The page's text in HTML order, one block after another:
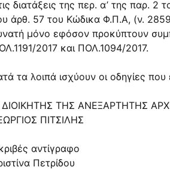
διατάξεις της περ. α’ της παρ. 2
άρθ. 57 του Κώδικα Φ.Π.Α, (ν.
μόνο εφόσον προκύπτουν
2017 και ΠΟΛ.1094/2017.
τα λοιπά ισχύουν οι οδηγίες
ΤΗΣ ΑΝΕΞΑΡΤΗΤΗΣ
ΠΙΤΣΙΛΗΣ
αντίγραφο
Πετρίδου